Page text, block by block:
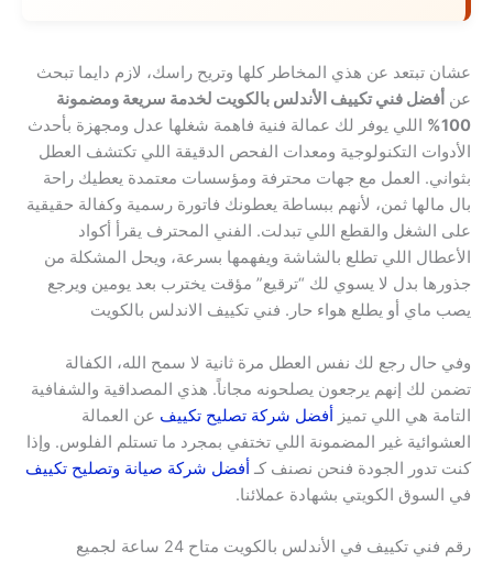
عشان تبتعد عن هذي المخاطر كلها وتريح راسك، لازم دايما تبحث
عن أفضل فني تكييف الأندلس بالكويت لخدمة سريعة ومضمونة
100%
اللي يوفر لك عمالة فنية فاهمة شغلها عدل ومجهزة بأحدث
الأدوات التكنولوجية ومعدات الفحص الدقيقة اللي تكتشف العطل
بثواني. العمل مع جهات محترفة ومؤسسات معتمدة يعطيك راحة
بال مالها ثمن، لأنهم ببساطة يعطونك فاتورة رسمية وكفالة حقيقية
على الشغل والقطع اللي تبدلت. الفني المحترف يقرأ أكواد
الأعطال اللي تطلع بالشاشة ويفهمها بسرعة، ويحل المشكلة من
جذورها بدل لا يسوي لك “ترقيع” مؤقت يخترب بعد يومين ويرجع
يصب ماي أو يطلع هواء حار. فني تكييف الاندلس بالكويت
وفي حال رجع لك نفس العطل مرة ثانية لا سمح الله، الكفالة
تضمن لك إنهم يرجعون يصلحونه مجاناً. هذي المصداقية والشفافية
التامة هي اللي تميز أفضل شركة تصليح تكييف عن العمالة
العشوائية غير المضمونة اللي تختفي بمجرد ما تستلم الفلوس. وإذا
كنت تدور الجودة فنحن نصنف كـ أفضل شركة صيانة وتصليح تكييف
في السوق الكويتي بشهادة عملائنا.
رقم فني تكييف في الأندلس بالكويت متاح 24 ساعة لجميع